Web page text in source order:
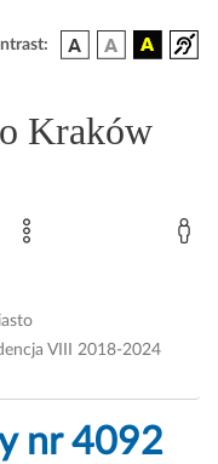
Kraków
VIII 2018-2024
nr 4092